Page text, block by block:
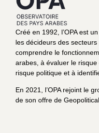
Créé en 1992, l’OPA est
les décideurs des
comprendre le
arabes, à évaluer le
risque politique et à
En 2021, l’OPA rejoint le
de son offre de